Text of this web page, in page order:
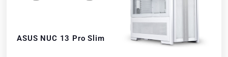
ASUS NUC 13 Pro Slim